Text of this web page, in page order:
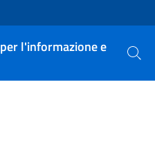
l'informazione e
Cerca